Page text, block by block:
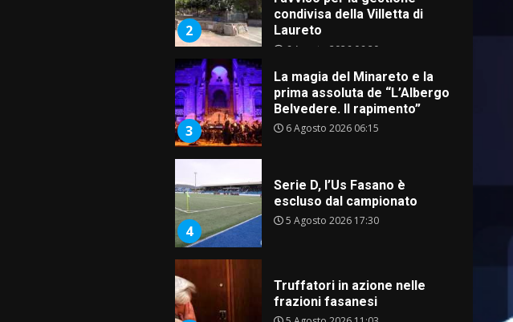
2
condivisa della Villetta di
Laureto
6 Agosto 2026 06:20
3
La magia del Minareto e la
prima assoluta de “L’Albergo
Belvedere. Il rapimento”
6 Agosto 2026 06:15
4
Serie D, l’Us Fasano è
escluso dal campionato
5 Agosto 2026 17:30
Truffatori in azione nelle
frazioni fasanesi